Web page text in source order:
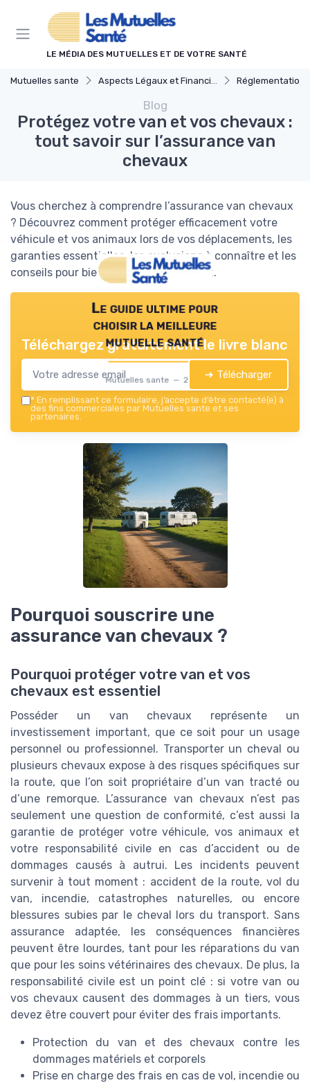
LE MÉDIA DES MUTUELLES ET DE VOTRE SANTÉ
Mutuelles sante Aspects Légaux et Financiers Réglementations en
Blog
Protégez votre van et vos chevaux :
tout savoir sur l’assurance van
chevaux
Vous cherchez à comprendre l’assurance van chevaux
? Découvrez comment protéger efficacement votre
véhicule et vos animaux lors de vos déplacements, les
garanties essentielles, les exclusions à connaître et les
conseils pour bien choisir votre contrat.
Le guide ultime pour
choisir la meilleure
mutuelle santé
Mutuelles sante — 2026
Téléchargez gratuitement le livre blanc
➔ Télécharger
* En remplissant ce formulaire, j’accepte d’être contacté(e) à
des fins commerciales par Mutuelles sante et ses
partenaires.
Pourquoi souscrire une
assurance van chevaux ?
Pourquoi protéger votre van et vos
chevaux est essentiel
Posséder un van chevaux représente un
investissement important, que ce soit pour un usage
personnel ou professionnel. Transporter un cheval ou
plusieurs chevaux expose à des risques spécifiques sur
la route, que l’on soit propriétaire d’un van tracté ou
d’une remorque. L’assurance van chevaux n’est pas
seulement une question de conformité, c’est aussi la
garantie de protéger votre véhicule, vos animaux et
votre responsabilité civile en cas d’accident ou de
dommages causés à autrui. Les incidents peuvent
survenir à tout moment : accident de la route, vol du
van, incendie, catastrophes naturelles, ou encore
blessures subies par le cheval lors du transport. Sans
assurance adaptée, les conséquences financières
peuvent être lourdes, tant pour les réparations du van
que pour les soins vétérinaires des chevaux. De plus, la
responsabilité civile est un point clé : si votre van ou
vos chevaux causent des dommages à un tiers, vous
devez être couvert pour éviter des frais importants.
Protection du van et des chevaux contre les
dommages matériels et corporels
Prise en charge des frais en cas de vol, incendie ou